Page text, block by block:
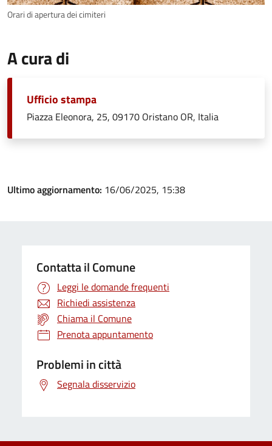
Orari di apertura dei cimiteri
A cura di
Ufficio stampa
Piazza Eleonora, 25, 09170 Oristano OR, Italia
Ultimo aggiornamento: 16/06/2025, 15:38
Contatta il Comune
Leggi le domande frequenti
Richiedi assistenza
Chiama il Comune
Prenota appuntamento
Problemi in città
Segnala disservizio